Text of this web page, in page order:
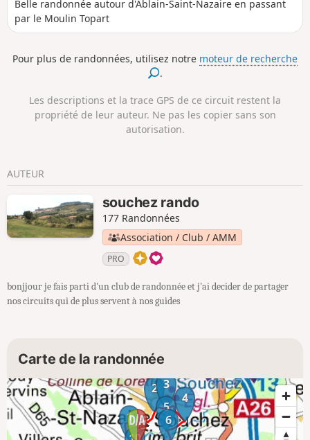
Belle randonnée autour d'Ablain-Saint-Nazaire en passant
par le Moulin Topart
Pour plus de randonnées, utilisez notre moteur de recherche
.
Les descriptions et la trace GPS de ce circuit restent la
propriété de leur auteur. Ne pas les copier sans son
autorisation.
AUTEUR
souchez rando
177 Randonnées
Association / Club / AMM
PRO
bonjjour je fais parti d'un club de randonnée et j'ai decider de partager
nos circuits qui de plus servent à nos guides
Carte de la randonnée
1
2 3
4
5
6